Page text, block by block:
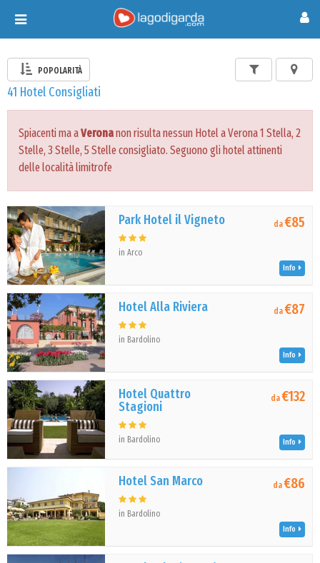
Toggle
navigation
POPOLARITÀ
41 Hotel Consigliati
Spiacenti ma aVeronanon risulta nessun Hotel a Verona 1 Stella, 2
Stelle, 3 Stelle, 5 Stelle consigliato. Seguono gli hotel attinenti
delle località limitrofe
Park Hotel il Vigneto
in Arco
da€85
Info
Hotel Alla Riviera
in Bardolino
da€87
Info
Hotel Quattro
Stagioni
in Bardolino
da€132
Info
Hotel San Marco
in Bardolino
da€86
Info